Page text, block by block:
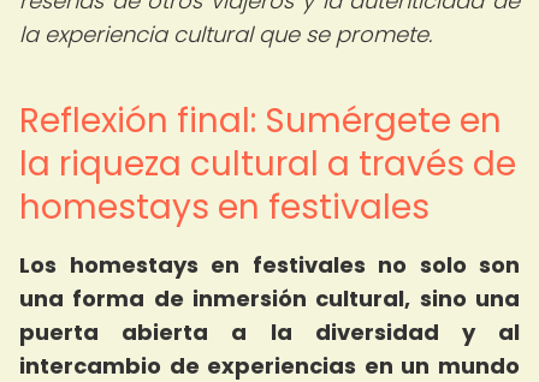
la experiencia cultural que se promete.
Reflexión final: Sumérgete en
la riqueza cultural a través de
homestays en festivales
Los homestays en festivales no solo son
una forma de inmersión cultural, sino una
puerta abierta a la diversidad y al
intercambio de experiencias en un mundo